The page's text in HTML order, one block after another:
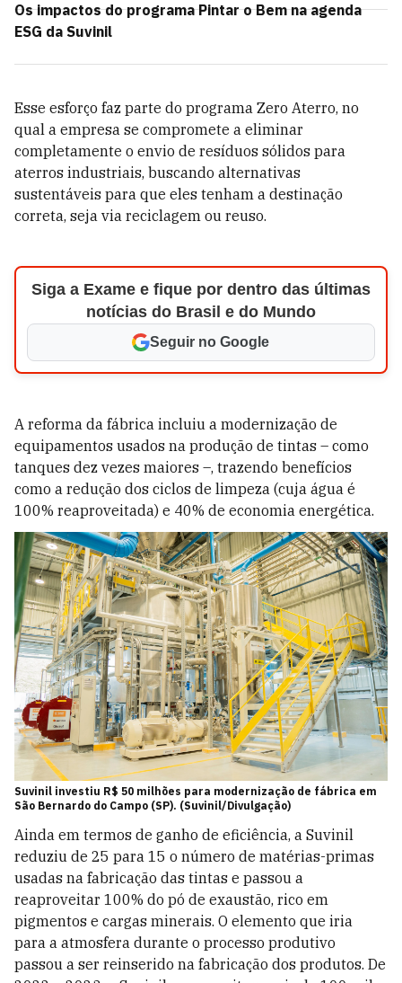
Os impactos do programa Pintar o Bem na agenda
ESG da Suvinil
Esse esforço faz parte do programa Zero Aterro, no
qual a empresa se compromete a eliminar
completamente o envio de resíduos sólidos para
aterros industriais, buscando alternativas
sustentáveis para que eles tenham a destinação
correta, seja via reciclagem ou reuso.
Siga a Exame e fique por dentro das últimas
notícias do Brasil e do Mundo
Seguir no Google
A reforma da fábrica incluiu a modernização de
equipamentos usados na produção de tintas – como
tanques dez vezes maiores –, trazendo benefícios
como a redução dos ciclos de limpeza (cuja água é
100% reaproveitada) e 40% de economia energética.
Suvinil investiu R$ 50 milhões para modernização de fábrica em
São Bernardo do Campo (SP). (Suvinil/Divulgação)
Ainda em termos de ganho de eficiência, a Suvinil
reduziu de 25 para 15 o número de matérias-primas
usadas na fabricação das tintas e passou a
reaproveitar 100% do pó de exaustão, rico em
pigmentos e cargas minerais. O elemento que iria
para a atmosfera durante o processo produtivo
passou a ser reinserido na fabricação dos produtos. De